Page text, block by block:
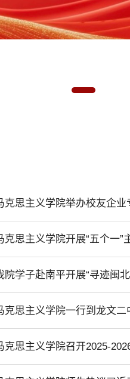
克思主义学院举办校友企业
克思主义学院开展“五个一”